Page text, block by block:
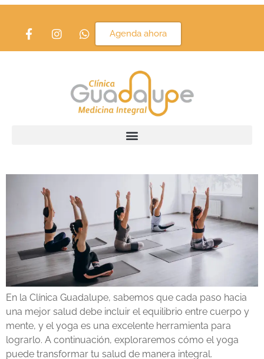
Agenda ahora
Etiqueta:yoga
El yoga y sus beneficios para
tu salud: Descubre el poder
del equilibrio y bienestar
En la Clínica Guadalupe, sabemos que cada paso hacia
una mejor salud debe incluir el equilibrio entre cuerpo y
mente, y el yoga es una excelente herramienta para
lograrlo. A continuación, exploraremos cómo el yoga
puede transformar tu salud de manera integral.